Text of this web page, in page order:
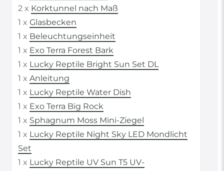
2 x Korktunnel nach Maß
1 x Glasbecken
1 x Beleuchtungseinheit
1 x Exo Terra Forest Bark
1 x Lucky Reptile Bright Sun Set DL
1 x Anleitung
1 x Lucky Reptile Water Dish
1 x Exo Terra Big Rock
1 x Sphagnum Moss Mini-Ziegel
1 x Lucky Reptile Night Sky LED Mondlicht
Set
1 x Lucky Reptile UV Sun T5 UV-